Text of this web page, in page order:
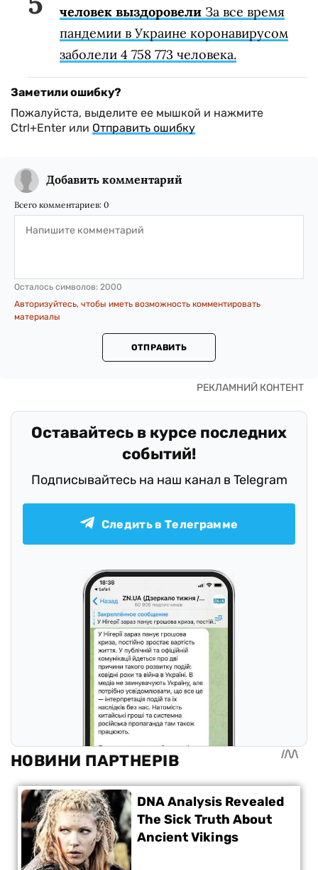
человек выздоровели За все время
пандемии в Украине коронавирусом
заболели 4 758 773 человека.
Заметили ошибку?
Пожалуйста, выделите ее мышкой и нажмите
Ctrl+Enter или Отправить ошибку
Добавить комментарий
Всего комментариев: 0
Осталось символов: 2000
Авторизуйтесь, чтобы иметь возможность комментировать
материалы
ОТПРАВИТЬ
Оставайтесь в курсе последних
событий!
Подписывайтесь на наш канал в Telegram
Следить в Телеграмме